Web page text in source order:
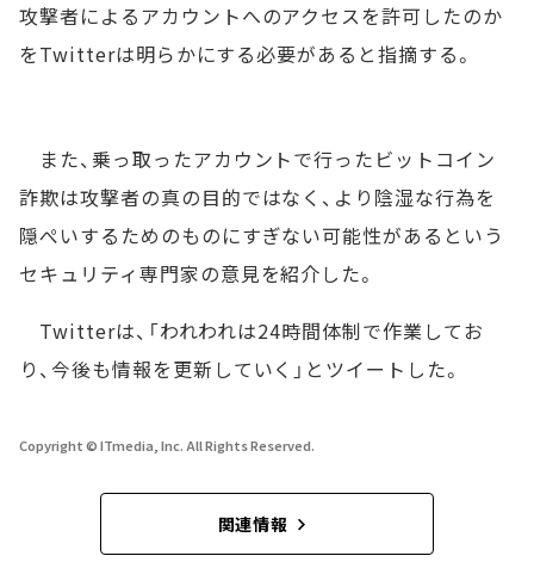
攻撃者によるアカウントへのアクセスを許可したのか
をTwitterは明らかにする必要があると指摘する。
また、乗っ取ったアカウントで行ったビットコイン
詐欺は攻撃者の真の目的ではなく、より陰湿な行為を
隠ぺいするためのものにすぎない可能性があるという
セキュリティ専門家の意見を紹介した。
Twitterは、「われわれは24時間体制で作業してお
り、今後も情報を更新していく」とツイートした。
Copyright © ITmedia, Inc. All Rights Reserved.
関連情報